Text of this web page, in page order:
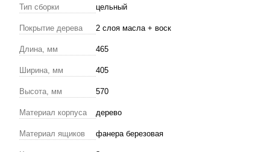
Тип сборки цельный
Покрытие дерева 2 слоя масла + воск
Длина, мм 465
Ширина, мм 405
Высота, мм 570
Материал корпуса дерево
Материал ящиков фанера березовая